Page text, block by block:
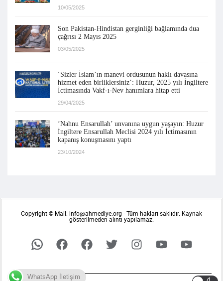
10/05/2025
Son Pakistan-Hindistan gerginliği bağlamında dua
çağrısı 2 Mayıs 2025
03/05/2025
‘Sizler İslam’ın manevi ordusunun haklı davasına
hizmet eden birliklersiniz’: Huzur, 2025 yılı İngiltere
İctimasında Vakf-ı-Nev hanımlara hitap etti
29/04/2025
‘Nahnu Ensarullah’ unvanına uygun yaşayın: Huzur
İngiltere Ensarullah Meclisi 2024 yılı İctimasının
kapanış konuşmasını yaptı
23/10/2024
Copyright © Mail: info@ahmediye.org - Tüm hakları saklıdır. Kaynak
gösterilmeden alıntı yapılamaz.
WhatsApp İletişim